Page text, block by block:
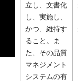
立し、文書化
し、実施し、
かつ、維持す
ること。ま
た、その品質
マネジメント
システムの有